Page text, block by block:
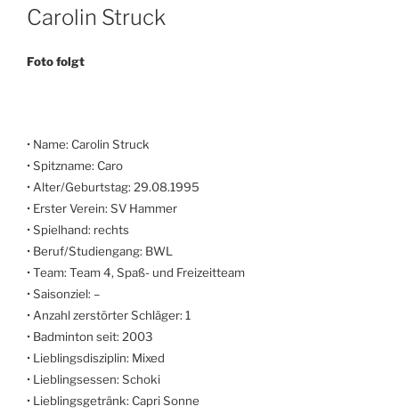
AM
Carolin Struck
Foto folgt
• Name: Carolin Struck
• Spitzname: Caro
• Alter/Geburtstag: 29.08.1995
• Erster Verein: SV Hammer
• Spielhand: rechts
• Beruf/Studiengang: BWL
• Team: Team 4, Spaß- und Freizeitteam
• Saisonziel: –
• Anzahl zerstörter Schläger: 1
• Badminton seit: 2003
• Lieblingsdisziplin: Mixed
• Lieblingsessen: Schoki
• Lieblingsgetränk: Capri Sonne